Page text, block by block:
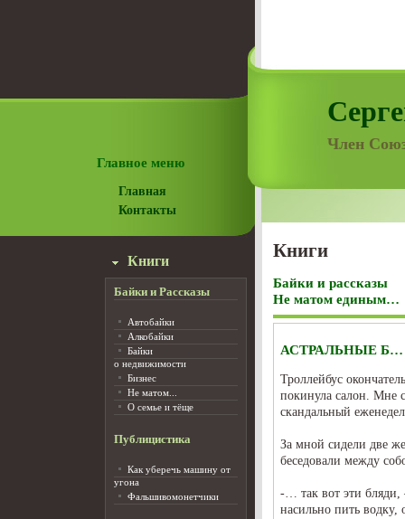
Главное меню
Главная
Контакты
Книги
Байки и Рассказы
Автобайки
Алкобайки
Байки
о недвижимости
Бизнес
Не матом...
О семье и тёще
Публицистика
Как уберечь машину от
угона
Фальшивомонетчики
Член
Книги
Байки и рассказы
Не матом единым…
АСТРАЛЬНЫЕ Б…
Троллейбус
покинула салон. Мне
скандальный
За мной сидели две
беседовали между
-… так вот эти бляди,
насильно пить водку,